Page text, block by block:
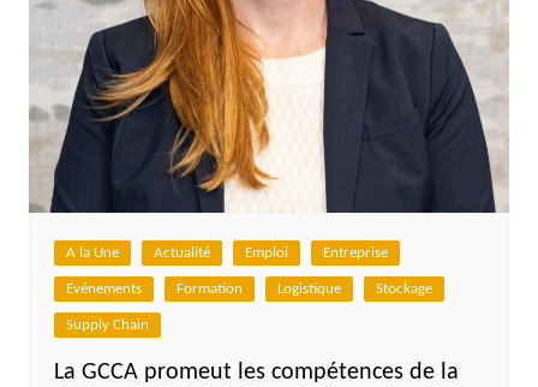
A la Une Actualité Emploi Entreprise
Evénements Formation Logistique Stockage
Supply Chain
La GCCA promeut les compétences de la